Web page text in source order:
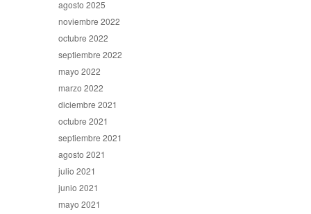
agosto 2025
noviembre 2022
octubre 2022
septiembre 2022
mayo 2022
marzo 2022
diciembre 2021
octubre 2021
septiembre 2021
agosto 2021
julio 2021
junio 2021
mayo 2021